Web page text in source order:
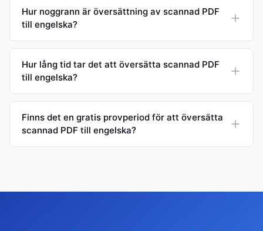
Hur noggrann är översättning av scannad PDF
till engelska?
Hur lång tid tar det att översätta scannad PDF
till engelska?
Finns det en gratis provperiod för att översätta
scannad PDF till engelska?